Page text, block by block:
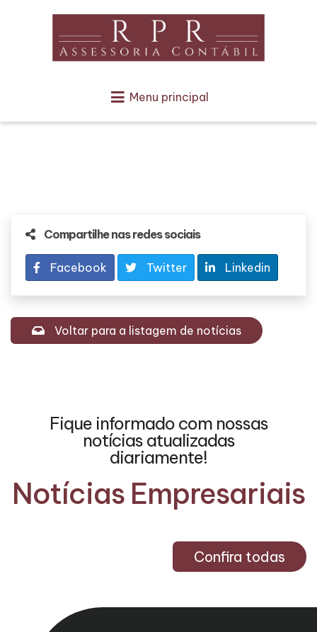
Menu principal
Compartilhe nas redes sociais
Facebook Twitter Linkedin
Voltar para a listagem de notícias
Fique informado com nossas
notícias atualizadas
diariamente!
Notícias Empresariais
Confira todas